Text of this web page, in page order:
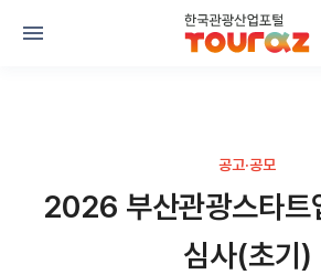
공고·공모
2026 부산관광스타트
심사(초기)